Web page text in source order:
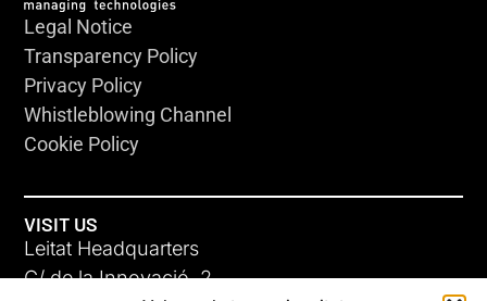
Legal Notice
Transparency Policy
Privacy Policy
Whistleblowing Channel
Cookie Policy
VISIT US
Leitat Headquarters
C/ de la Innovació, 2